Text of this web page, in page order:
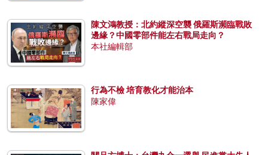
陳文鴻教授：北約縱深空襲 俄羅斯瀕臨戰敗
邊緣？中國零部件能左右戰局走向？
本社編輯部
行為不檢 培育教化才能治本
陳家偉